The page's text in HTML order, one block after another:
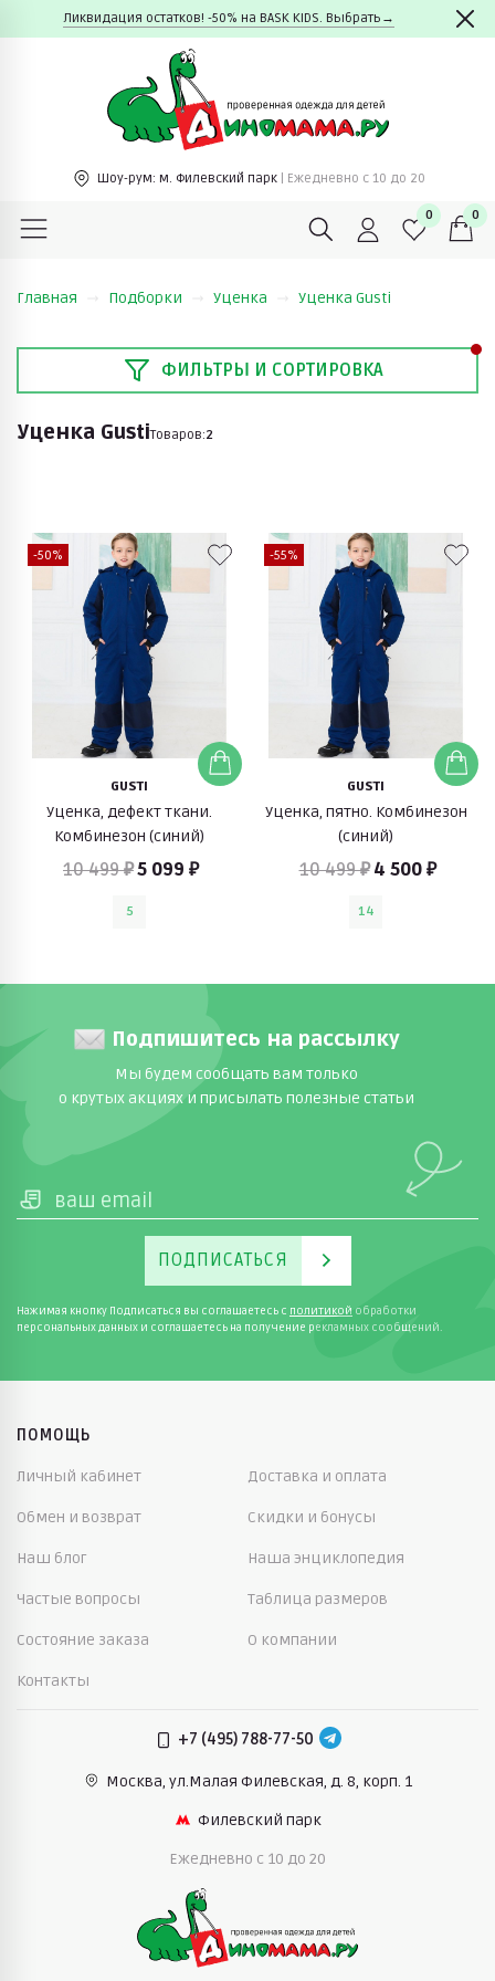
Ликвидация остатков! -50% на BASK KIDS. Выбрать→
Шоу-рум: м. Филевский парк | Ежедневно c 10 до 20
0 0
Главная Подборки Уценка Уценка Gusti
ФИЛЬТРЫ И СОРТИРОВКА
Уценка GustiТоваров:2
-50%
GUSTI
Уценка, дефект ткани.
Комбинезон (синий)
10 499 ₽5 099 ₽
5
-55%
GUSTI
Уценка, пятно. Комбинезон
(синий)
10 499 ₽ 4 500 ₽
14
Подпишитесь на рассылку
Мы будем сообщать вам только
о крутых акциях и присылать полезные статьи
ПОДПИСАТЬСЯ
Нажимая кнопку Подписаться вы соглашаетесь с политикой обработки
персональных данных и соглашаетесь на получение рекламных сообщений.
ПОМОЩЬ
Личный кабинет Доставка и оплата
Обмен и возврат Скидки и бонусы
Наш блог Наша энциклопедия
Частые вопросы Таблица размеров
Состояние заказа О компании
Контакты
+7 (495) 788-77-50
Москва, ул.Малая Филевская, д. 8, корп. 1
Филевский парк
Ежедневно c 10 до 20